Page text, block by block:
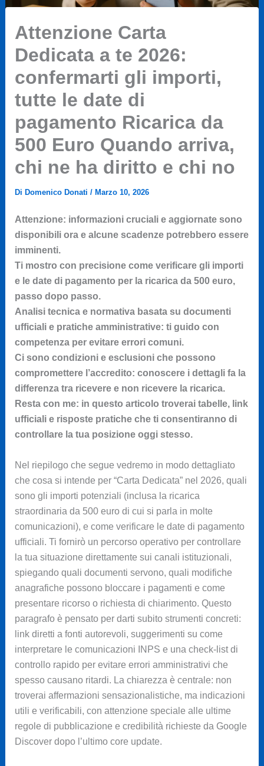
Attenzione Carta
Dedicata a te 2026:
confermarti gli importi,
tutte le date di
pagamento Ricarica da
500 Euro Quando arriva,
chi ne ha diritto e chi no
Di Domenico Donati / Marzo 10, 2026
Attenzione: informazioni cruciali e aggiornate sono
disponibili ora e alcune scadenze potrebbero essere
imminenti.
Ti mostro con precisione come verificare gli importi
e le date di pagamento per la ricarica da 500 euro,
passo dopo passo.
Analisi tecnica e normativa basata su documenti
ufficiali e pratiche amministrative: ti guido con
competenza per evitare errori comuni.
Ci sono condizioni e esclusioni che possono
compromettere l’accredito: conoscere i dettagli fa la
differenza tra ricevere e non ricevere la ricarica.
Resta con me: in questo articolo troverai tabelle, link
ufficiali e risposte pratiche che ti consentiranno di
controllare la tua posizione oggi stesso.
Nel riepilogo che segue vedremo in modo dettagliato
che cosa si intende per “Carta Dedicata” nel 2026, quali
sono gli importi potenziali (inclusa la ricarica
straordinaria da 500 euro di cui si parla in molte
comunicazioni), e come verificare le date di pagamento
ufficiali. Ti fornirò un percorso operativo per controllare
la tua situazione direttamente sui canali istituzionali,
spiegando quali documenti servono, quali modifiche
anagrafiche possono bloccare i pagamenti e come
presentare ricorso o richiesta di chiarimento. Questo
paragrafo è pensato per darti subito strumenti concreti:
link diretti a fonti autorevoli, suggerimenti su come
interpretare le comunicazioni INPS e una check-list di
controllo rapido per evitare errori amministrativi che
spesso causano ritardi. La chiarezza è centrale: non
troverai affermazioni sensazionalistiche, ma indicazioni
utili e verificabili, con attenzione speciale alle ultime
regole di pubblicazione e credibilità richieste da Google
Discover dopo l’ultimo core update.